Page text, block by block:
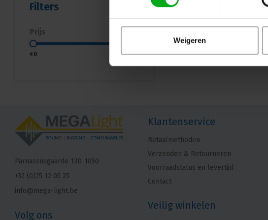
Weigeren
Filters
Prijs
€0 €5
Parnassusgaarde 13D 1050
+32 (0)25 12 05 25
info@mega-light.be
Volg ons
Klantenservice
Betaalmethoden
Verzenden & Retourneren
Voorraadstatus en levertijd
Contact
Veilig winkelen